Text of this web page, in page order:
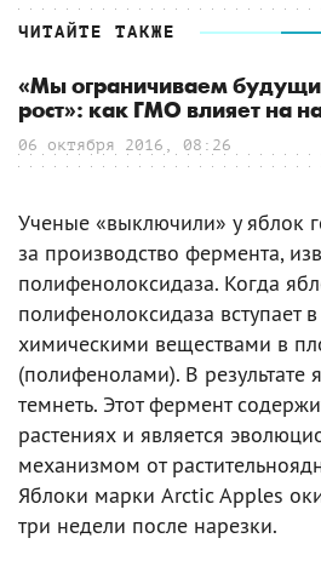
ЧИТАЙТЕ ТАКЖЕ
«Мы ограничиваем
рост»: как ГМО влияет на
06 октября 2016, 08:26
Ученые «выключили» у яблок
за производство фермента,
полифенолоксидаза. Когда
полифенолоксидаза вступает
химическими веществами в
(полифенолами). В результате
темнеть. Этот фермент
растениях и является
механизмом от
Яблоки марки Arctic Apples
три недели после нарезки.